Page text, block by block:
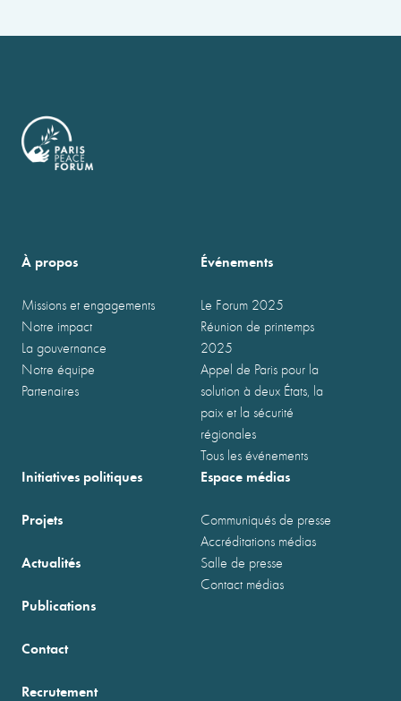
À propos
Missions et engagements
Notre impact
La gouvernance
Notre équipe
Partenaires
Événements
Le Forum 2025
Réunion de printemps
2025
Appel de Paris pour la
solution à deux États, la
paix et la sécurité
régionales
Tous les événements
Initiatives politiques
Projets
Actualités
Publications
Espace médias
Communiqués de presse
Accréditations médias
Salle de presse
Contact médias
Contact
Recrutement